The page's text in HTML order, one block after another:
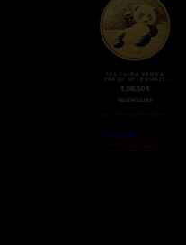
50G CHINA PANDA
PROOF GOLDMÜNZE
3.286,50 €
Goldmünzen
Weiterlesen
Nicht auf Lager